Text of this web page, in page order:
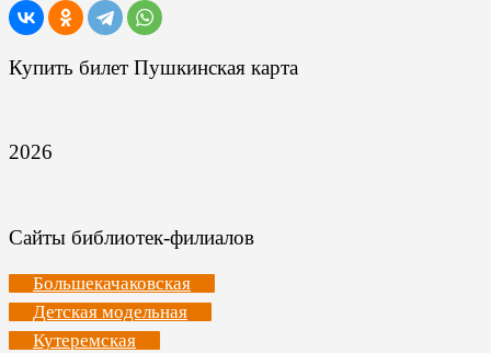
Купить билет Пушкинская карта
2026
Сайты библиотек-филиалов
Большекачаковская
Детская модельная
Кутеремская